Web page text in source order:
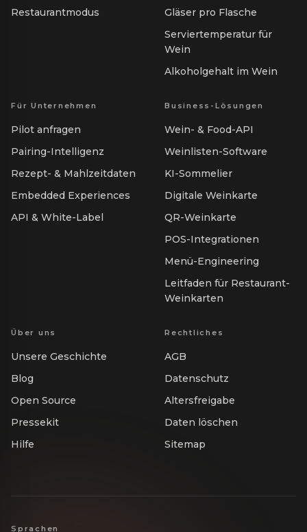
Restaurantmodus
Gläser pro Flasche
Serviertemperatur für
Wein
Alkoholgehalt im Wein
Für Unternehmen
Pilot anfragen
Pairing-Intelligenz
Rezept- & Mahlzeitdaten
Embedded Experiences
API & White-Label
Business-Lösungen
Wein- & Food-API
Weinlisten-Software
KI-Sommelier
Digitale Weinkarte
QR-Weinkarte
POS-Integrationen
Menü-Engineering
Leitfaden für Restaurant-
Weinkarten
Über uns
Unsere Geschichte
Blog
Open Source
Pressekit
Hilfe
Rechtliches
AGB
Datenschutz
Altersfreigabe
Daten löschen
Sitemap
Sprachen